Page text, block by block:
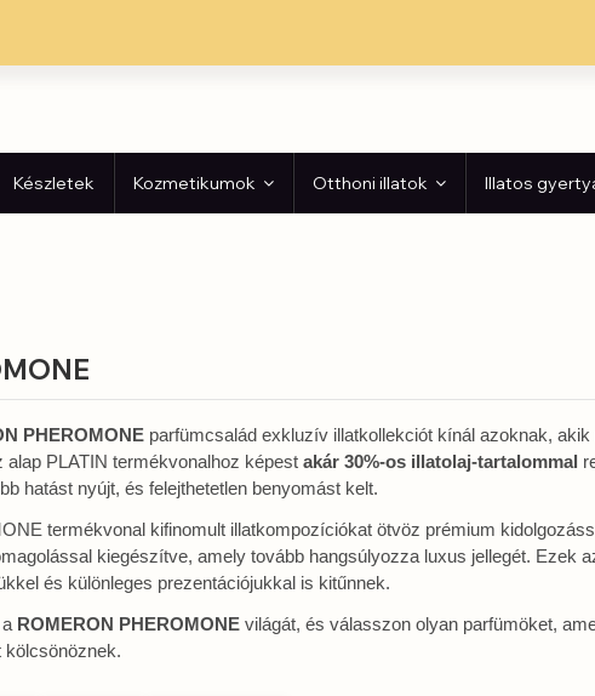
Készletek Kozmetikumok Otthoni illatok Illatos
PHEROMONEparfümcsalád exkluzív illatkollekciót kínál azoknak,
alap PLATIN termékvonalhoz képest akár 30%-os illatolaj-tartalommal
hatást nyújt, és felejthetetlen benyomást kelt.
termékvonal kifinomult illatkompozíciókat ötvöz prémium
kiegészítve, amely tovább hangsúlyozza luxus jellegét. Ezek
és különleges prezentációjukkal is kitűnnek.
ROMERON PHEROMONEvilágát, és válasszon olyan parfümöket,
kölcsönöznek.